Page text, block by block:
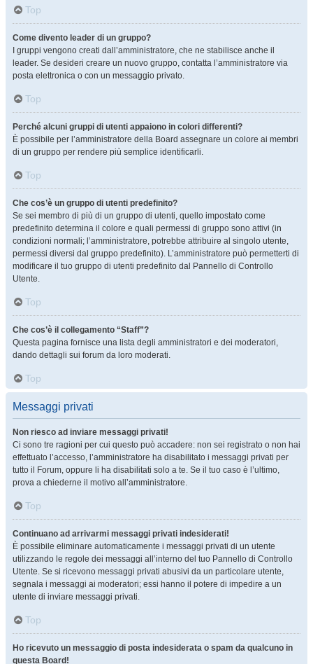
Top
Come divento leader di un gruppo?
I gruppi vengono creati dall’amministratore, che ne stabilisce anche il
leader. Se desideri creare un nuovo gruppo, contatta l’amministratore via
posta elettronica o con un messaggio privato.
Top
Perché alcuni gruppi di utenti appaiono in colori differenti?
È possibile per l’amministratore della Board assegnare un colore ai membri
di un gruppo per rendere più semplice identificarli.
Top
Che cos’è un gruppo di utenti predefinito?
Se sei membro di più di un gruppo di utenti, quello impostato come
predefinito determina il colore e quali permessi di gruppo sono attivi (in
condizioni normali; l’amministratore, potrebbe attribuire al singolo utente,
permessi diversi dal gruppo predefinito). L’amministratore può permetterti di
modificare il tuo gruppo di utenti predefinito dal Pannello di Controllo
Utente.
Top
Che cos’è il collegamento “Staff”?
Questa pagina fornisce una lista degli amministratori e dei moderatori,
dando dettagli sui forum da loro moderati.
Top
Messaggi privati
Non riesco ad inviare messaggi privati!
Ci sono tre ragioni per cui questo può accadere: non sei registrato o non hai
effettuato l’accesso, l’amministratore ha disabilitato i messaggi privati per
tutto il Forum, oppure li ha disabilitati solo a te. Se il tuo caso è l’ultimo,
prova a chiederne il motivo all’amministratore.
Top
Continuano ad arrivarmi messaggi privati indesiderati!
È possibile eliminare automaticamente i messaggi privati ​​di un utente
utilizzando le regole dei messaggi all’interno del tuo Pannello di Controllo
Utente. Se si ricevono messaggi privati ​​abusivi da un particolare utente,
segnala i messaggi ai moderatori; essi hanno il potere di impedire a un
utente di inviare messaggi privati​​.
Top
Ho ricevuto un messaggio di posta indesiderata o spam da qualcuno in
questa Board!